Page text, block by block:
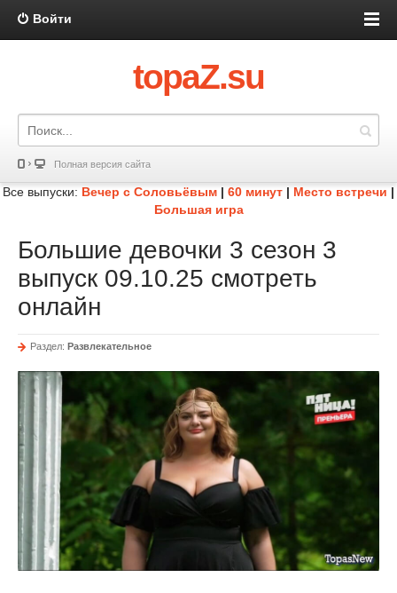
Войти
topaZ.su
Полная версия сайта
Все выпуски: Вечер с Соловьёвым | 60 минут | Место встречи |
Большая игра
Большие девочки 3 сезон 3
выпуск 09.10.25 смотреть
онлайн
Раздел: Развлекательное